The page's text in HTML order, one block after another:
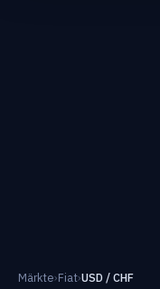
Märkte›Fiat›USD / CHF